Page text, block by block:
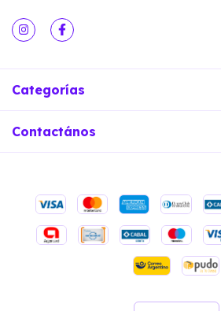
Categorías
Contactános